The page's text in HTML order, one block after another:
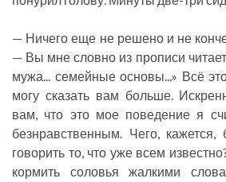
— Ничего еще не решено и не
— Вы мне словно из прописи
мужа... семейные основы...» Всё
могу сказать вам больше.
вам, что это мое поведение я
безнравственным. Чего,
говорить то, что уже всем
кормить соловья жалкими